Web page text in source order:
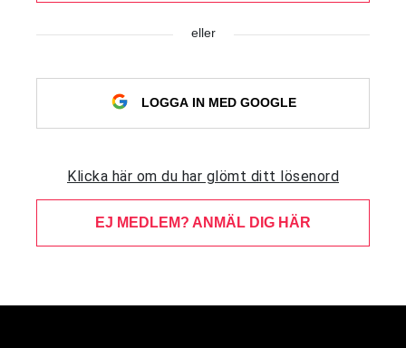
eller
LOGGA IN MED GOOGLE
Klicka här om du har glömt ditt lösenord
EJ MEDLEM? ANMÄL DIG HÄR